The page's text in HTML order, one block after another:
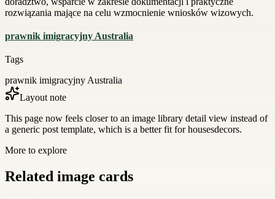
rozwiązania mające na celu wzmocnienie wniosków wizowych.
prawnik imigracyjny Australia
Tags
prawnik imigracyjny Australia
Layout note
This page now feels closer to an image library detail view instead of
a generic post template, which is a better fit for housesdecors.
More to explore
Related image cards